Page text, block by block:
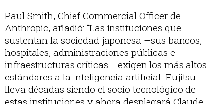
Paul Smith, Chief Commercial Officer de
Anthropic, añadió: “Las instituciones que
sustentan la sociedad japonesa —sus bancos,
hospitales, administraciones públicas e
infraestructuras críticas— exigen los más altos
estándares a la inteligencia artificial. Fujitsu
lleva décadas siendo el socio tecnológico de
estas instituciones y ahora desplegará Claude